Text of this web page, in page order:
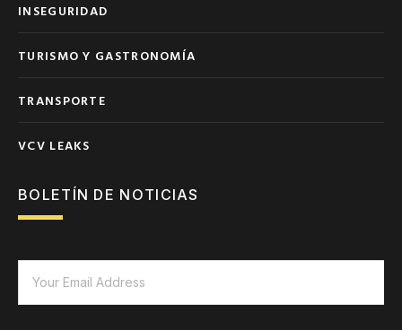
INSEGURIDAD
TURISMO Y GASTRONOMÍA
TRANSPORTE
VCV LEAKS
BOLETÍN DE NOTICIAS